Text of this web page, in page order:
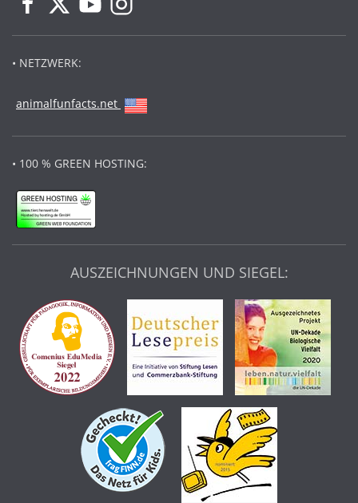
• NETZWERK:
animalfunfacts.net
• 100 % GREEN HOSTING:
AUSZEICHNUNGEN UND SIEGEL: